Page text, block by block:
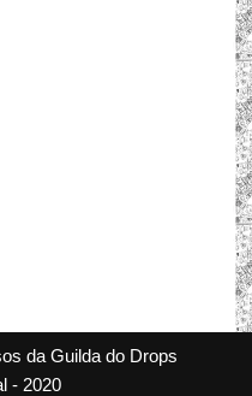
da Guilda do Drops
- 2020